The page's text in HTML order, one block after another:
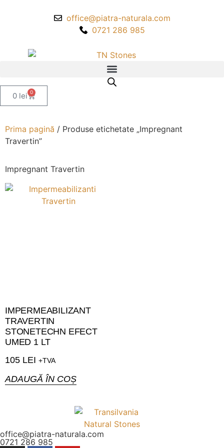
office@piatra-naturala.com
0721 286 985
0 lei 0
Prima pagină / Produse etichetate „Impregnant
Travertin”
Impregnant Travertin
IMPERMEABILIZANT
TRAVERTIN
STONETECHN EFECT
UMED 1 LT
105 LEI +TVA
ADAUGĂ ÎN COȘ
office@piatra-naturala.com
0721 286 985